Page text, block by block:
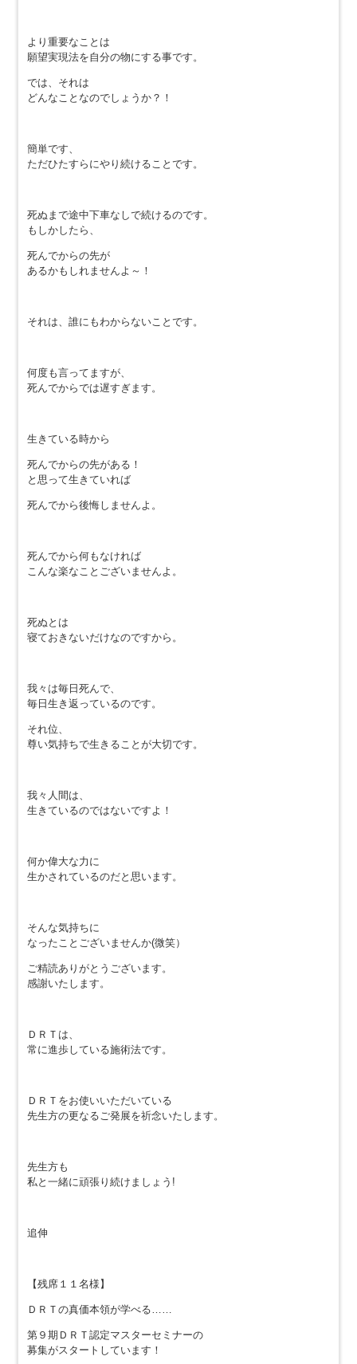
より重要なことは
願望実現法を自分の物にする事です。
では、それは
どんなことなのでしょうか？！
簡単です、
ただひたすらにやり続けることです。
死ぬまで途中下車なしで続けるのです。
もしかしたら、
死んでからの先が
あるかもしれませんよ～！
それは、誰にもわからないことです。
何度も言ってますが、
死んでからでは遅すぎます。
生きている時から
死んでからの先がある！
と思って生きていれば
死んでから後悔しませんよ。
死んでから何もなければ
こんな楽なことございませんよ。
死ぬとは
寝ておきないだけなのですから。
我々は毎日死んで、
毎日生き返っているのです。
それ位、
尊い気持ちで生きることが大切です。
我々人間は、
生きているのではないですよ！
何か偉大な力に
生かされているのだと思います。
そんな気持ちに
なったことございませんか(微笑）
ご精読ありがとうございます。
感謝いたします。
ＤＲＴは、
常に進歩している施術法です。
ＤＲＴをお使いいただいている
先生方の更なるご発展を祈念いたします。
先生方も
私と一緒に頑張り続けましょう!
追伸
【残席１１名様】
ＤＲＴの真価本領が学べる……
第９期ＤＲＴ認定マスターセミナーの
募集がスタートしています！